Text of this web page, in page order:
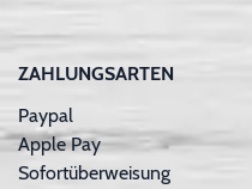
ZAHLUNGSARTEN
Paypal
Apple Pay
Sofortüberweisung